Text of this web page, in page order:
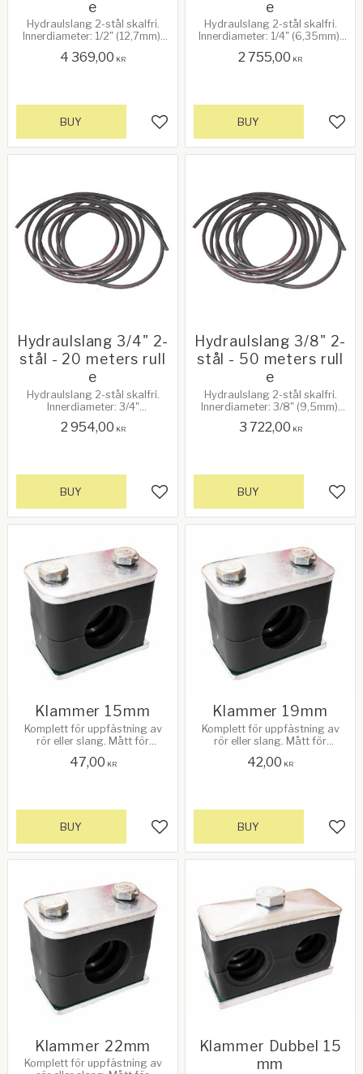
e
Hydraulslang 2-stål skalfri.
Innerdiameter: 1/2" (12,7mm).
4000psi.
4 369,00 KR
Add to favorites
BUY
e
Hydraulslang 2-stål skalfri.
Innerdiameter: 1/4" (6,35mm).
5600psi.
2 755,00 KR
BUY
Hydraulslang 3/4" 2-
stål - 20 meters rull
e
Hydraulslang 2-stål skalfri.
Innerdiameter: 3/4"
215 Bar / 3100psi.
2 954,00 KR
Add to favorites
BUY
Hydraulslang 3/8" 2-
stål - 50 meters rull
e
Hydraulslang 2-stål skalfri.
Innerdiameter: 3/8" (9,5mm).
Max arbetstryck: 330 Bar /
3 722,00 KR
BUY
Klammer 15mm
Komplett för uppfästning av
rör eller slang. Mått för
47,00 KR
Add to favorites
BUY
Klammer 19mm
Komplett för uppfästning av
rör eller slang. Mått för
42,00 KR
BUY
Klammer 22mm
Komplett för uppfästning av
Klammer Dubbel 15
mm